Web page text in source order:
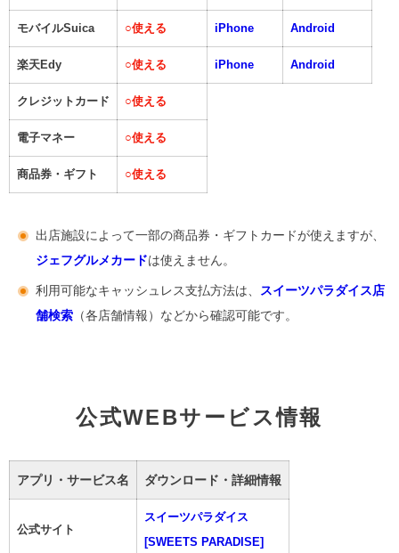
モバイルSuica ○使える iPhone Android
楽天Edy ○使える iPhone Android
クレジットカード ○使える
電子マネー ○使える
商品券・ギフト ○使える
出店施設によって一部の商品券・ギフトカードが使えますが、
ジェフグルメカードは使えません。
利用可能なキャッシュレス支払方法は、 スイーツパラダイス店
舗検索 （各店舗情報）などから確認可能です。
公式WEBサービス情報
アプリ・サービス名 ダウンロード・詳細情報
公式サイト
スイーツパラダイス
[SWEETS PARADISE]